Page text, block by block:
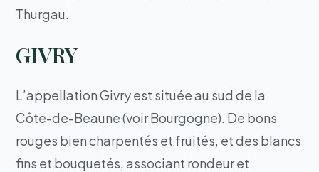
Thurgau.
GIVRY
L’appellation Givry est située au sud de la
Côte-de-Beaune (voir Bourgogne). De bons
rouges bien charpentés et fruités, et des blancs
fins et bouquetés, associant rondeur et